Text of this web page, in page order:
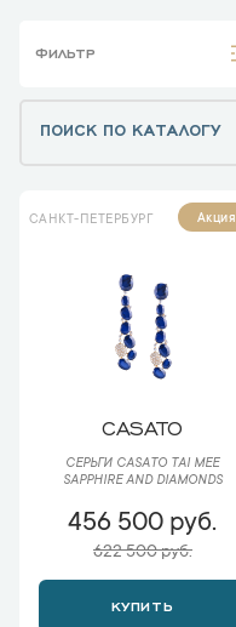
ФИЛЬТР
САНКТ-ПЕТЕРБУРГ Акция
CASATO
СЕРЬГИ CASATO TAI MEE
SAPPHIRE AND DIAMONDS
456 500 руб.
622 500 руб.
КУПИТЬ